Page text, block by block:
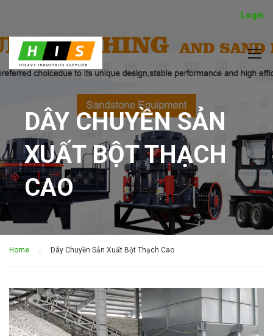
Login
DÂY CHUYỀN SẢN
XUẤT BỘT THẠCH
CAO
Home Dây Chuyền Sản Xuất Bột Thạch Cao